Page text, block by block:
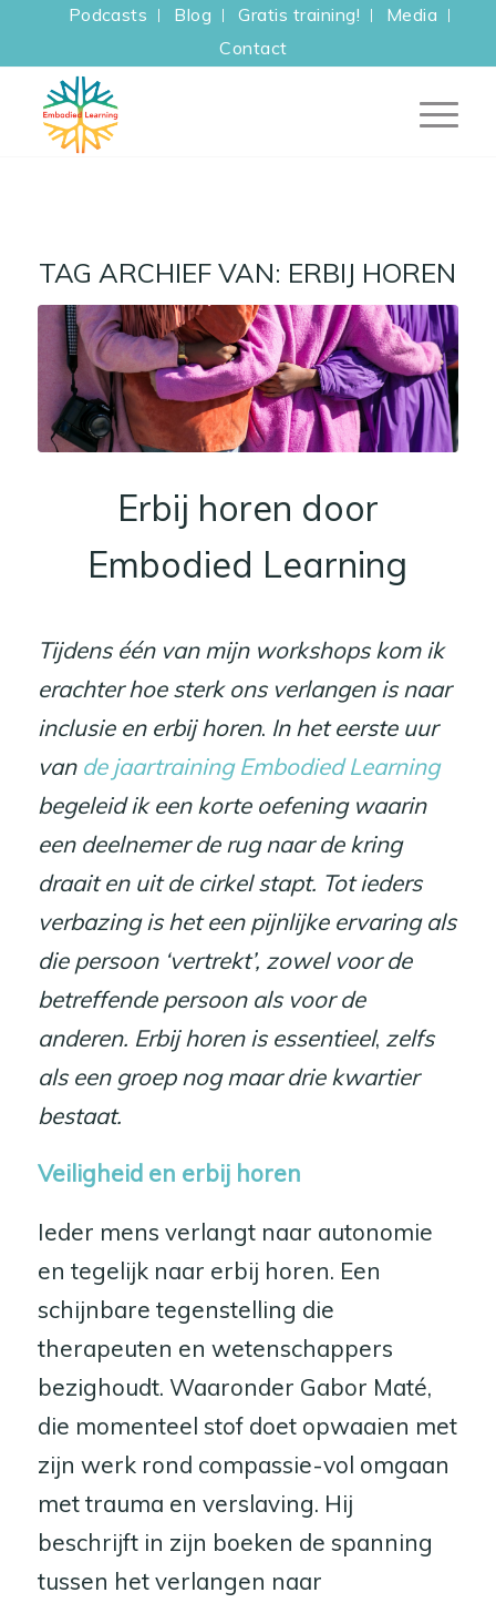
Podcasts Blog Gratis training!
Media
Contact
TAG ARCHIEF VAN: ERBIJ HOREN
Erbij horen door
Embodied Learning
Tijdens één van mijn workshops kom ik
erachter hoe sterk ons verlangen is naar
inclusie en erbij horen. In het eerste uur
van de jaartraining Embodied Learning
begeleid ik een korte oefening waarin
een deelnemer de rug naar de kring
draait en uit de cirkel stapt. Tot ieders
verbazing is het een pijnlijke ervaring als
die persoon ‘vertrekt’, zowel voor de
betreffende persoon als voor de
anderen. Erbij horen is essentieel, zelfs
als een groep nog maar drie kwartier
bestaat.
Veiligheid en erbij horen
Ieder mens verlangt naar autonomie
en tegelijk naar erbij horen. Een
schijnbare tegenstelling die
therapeuten en wetenschappers
bezighoudt. Waaronder Gabor Maté,
die momenteel stof doet opwaaien met
zijn werk rond compassie-vol omgaan
met trauma en verslaving. Hij
beschrijft in zijn boeken de spanning
tussen het verlangen naar